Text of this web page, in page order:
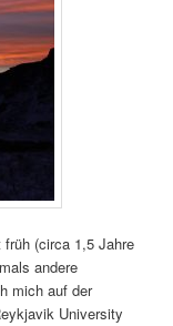
früh (circa 1,5 Jahre
andere
mich auf der
University